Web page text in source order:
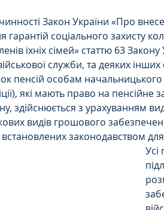
Адміністративі
Житлове
Закон України «Про
соціального захисту
їхніх сімей» статтю 63
служби, та деяких
пенсій особам начальницького
які мають право на
здійснюється з урахуванням
видів грошового
законодавством
Усі